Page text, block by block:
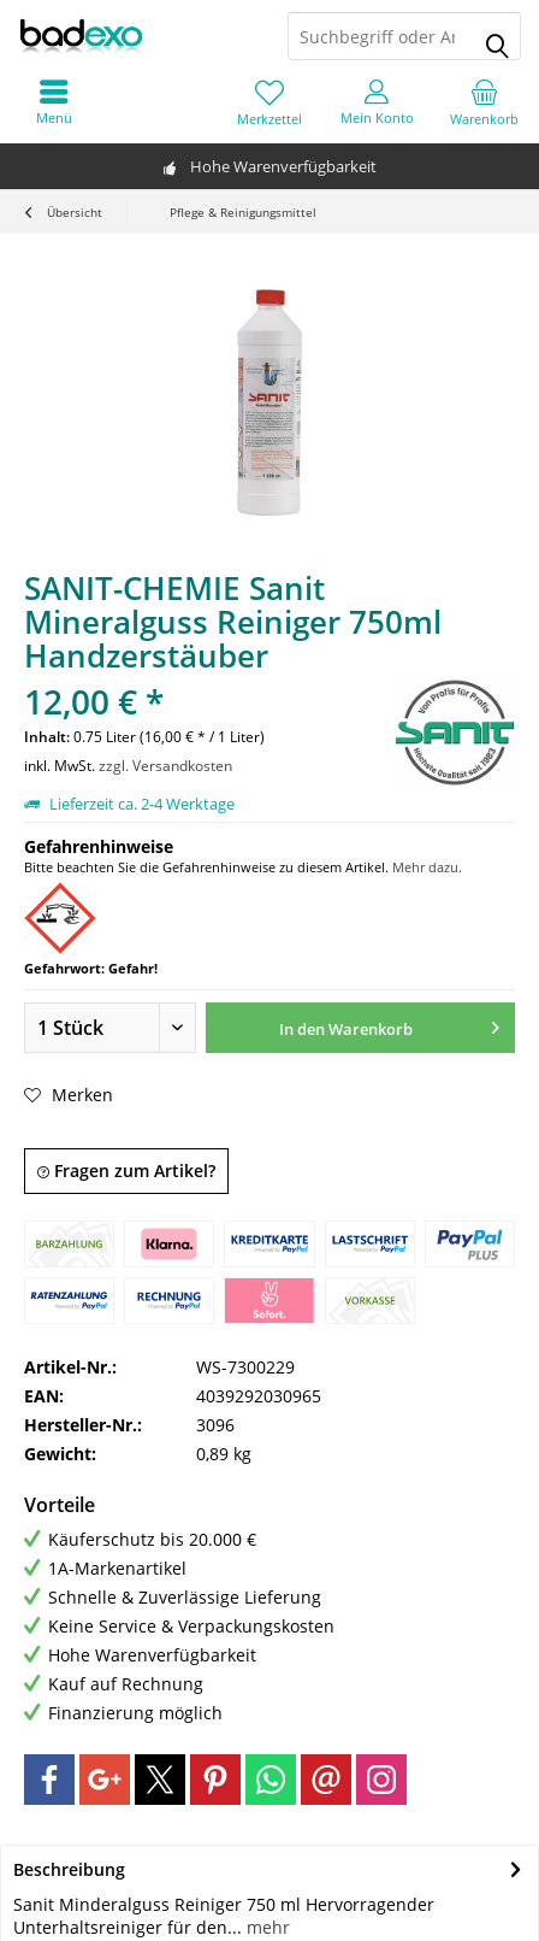
Hohe Warenverfügbarkeit
Warenkorb
Merkzettel Mein Konto
Menü
Übersicht Pflege & Reinigungsmittel
SANIT-CHEMIE Sanit
Mineralguss Reiniger 750ml
Handzerstäuber
12,00 € *
Inhalt:0.75 Liter (16,00 € * / 1 Liter)
inkl. MwSt.zzgl. Versandkosten
Lieferzeit ca. 2-4 Werktage
Gefahrenhinweise
Bitte beachten Sie die Gefahrenhinweise zu diesem Artikel. Mehr dazu.
Gefahrwort: Gefahr!
In denWarenkorb
Merken
Fragen zum Artikel?
Artikel-Nr.:
WS-7300229
EAN:
4039292030965
Hersteller-Nr.:
3096
Gewicht:
0,89 kg
Vorteile
Käuferschutz bis 20.000 €
1A-Markenartikel
Schnelle & Zuverlässige Lieferung
Keine Service & Verpackungskosten
Hohe Warenverfügbarkeit
Kauf auf Rechnung
Finanzierung möglich
Beschreibung
Sanit Minderalguss Reiniger 750 ml Hervorragender
Unterhaltsreiniger für den... mehr